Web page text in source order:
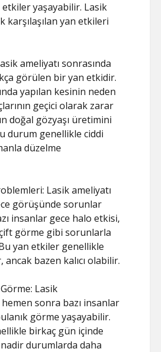
yaşayabilir. Lasik
karşılaşılan yan etkileri
ameliyatı sonrasında
görülen bir yan etkidir.
yapılan kesinin neden
geçici olarak zarar
doğal gözyaşı üretimini
durum genellikle ciddi
düzelme
Lasik ameliyatı
görüşünde sorunlar
insanlar gece halo etkisi,
görme gibi sorunlarla
yan etkiler genellikle
ancak bazen kalıcı olabilir.
Lasik
sonra bazı insanlar
görme yaşayabilir.
birkaç gün içinde
durumlarda daha